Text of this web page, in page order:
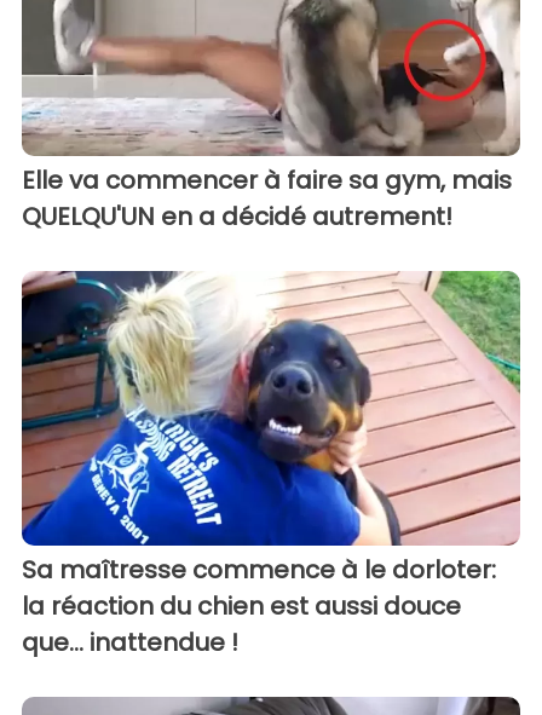
Elle va commencer à faire sa gym, mais
QUELQU'UN en a décidé autrement!
Sa maîtresse commence à le dorloter:
la réaction du chien est aussi douce
que... inattendue !